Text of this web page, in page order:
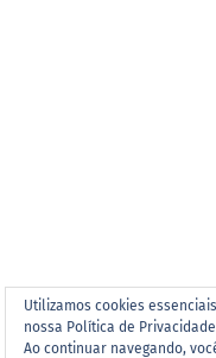
Utilizamos cookies
nossa Política de
Ao continuar navegando,